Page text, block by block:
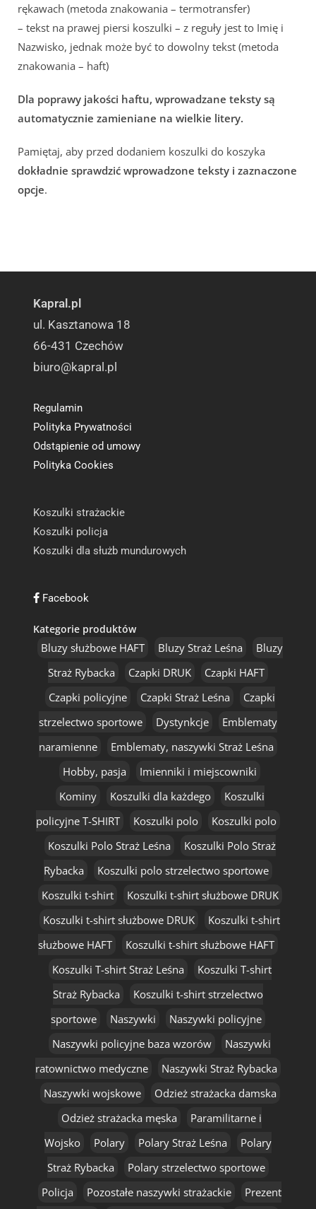
rękawach (metoda znakowania – termotransfer)
– tekst na prawej piersi koszulki – z reguły jest to Imię i
Nazwisko, jednak może być to dowolny tekst (metoda
znakowania – haft)
Dla poprawy jakości haftu, wprowadzane teksty są
automatycznie zamieniane na wielkie litery.
Pamiętaj, aby przed dodaniem koszulki do koszyka
dokładnie sprawdzić wprowadzone teksty i zaznaczone
opcje.
Kapral.pl
ul. Kasztanowa 18
66-431 Czechów
biuro@kapral.pl
Regulamin
Polityka Prywatności
Odstąpienie od umowy
Polityka Cookies
Koszulki strażackie
Koszulki policja
Koszulki dla służb mundurowych
Facebook
Kategorie produktów
Bluzy służbowe HAFT Bluzy Straż Leśna
Bluzy
Straż Rybacka
Czapki DRUK
Czapki HAFT
Czapki policyjne
Czapki Straż Leśna
Czapki
strzelectwo sportowe
Dystynkcje
Emblematy
naramienne
Emblematy, naszywki Straż Leśna
Hobby, pasja
Imienniki i miejscowniki
Kominy
Koszulki dla każdego
Koszulki
policyjne T-SHIRT
Koszulki polo
Koszulki polo
Koszulki Polo Straż Leśna
Koszulki Polo Straż
Rybacka
Koszulki polo strzelectwo sportowe
Koszulki t-shirt
Koszulki t-shirt służbowe DRUK
Koszulki t-shirt służbowe DRUK
Koszulki t-shirt
służbowe HAFT
Koszulki t-shirt służbowe HAFT
Koszulki T-shirt Straż Leśna
Koszulki T-shirt
Straż Rybacka
Koszulki t-shirt strzelectwo
sportowe
Naszywki
Naszywki policyjne
Naszywki policyjne baza wzorów
Naszywki
ratownictwo medyczne
Naszywki Straż Rybacka
Naszywki wojskowe
Odzież strażacka damska
Odzież strażacka męska
Paramilitarne i
Wojsko
Polary Polary Straż Leśna
Polary
Straż Rybacka
Polary strzelectwo sportowe
Policja
Pozostałe naszywki strażackie Prezent